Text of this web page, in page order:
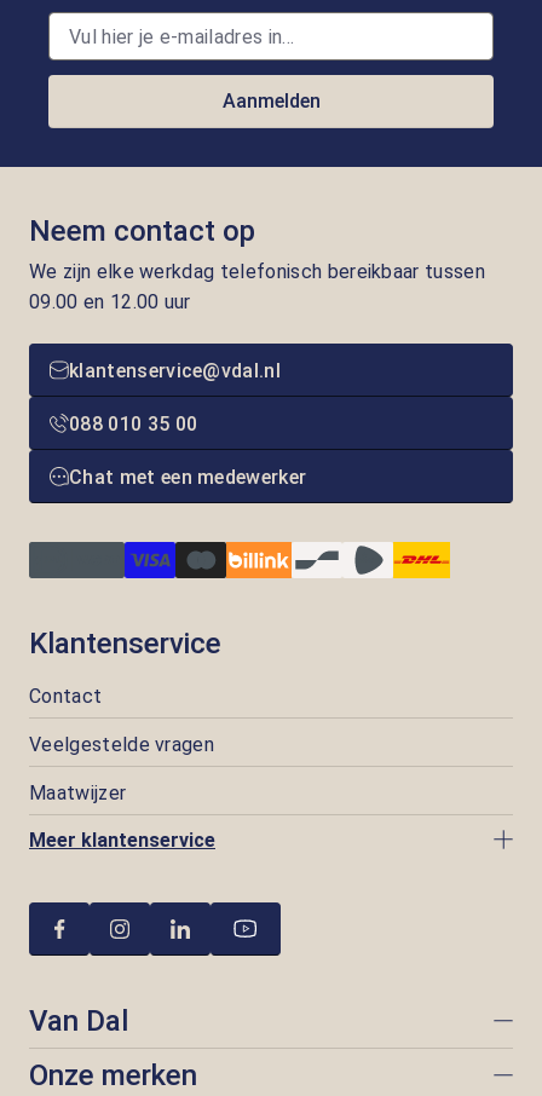
Aanmelden
Neem contact op
We zijn elke werkdag telefonisch bereikbaar tussen
09.00 en 12.00 uur
klantenservice@vdal.nl
088 010 35 00
Chat met een medewerker
Klantenservice
Contact
Veelgestelde vragen
Maatwijzer
Meer klantenservice
Van Dal
Onze merken